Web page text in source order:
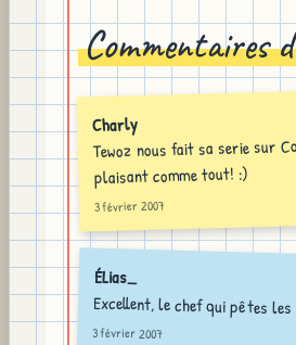
Commentaires
Charly
Tewoz nous fait sa serie sur
plaisant comme tout! :)
3 février 2007
ÉLias_
Excellent, le chef qui pêtes
3 février 2007